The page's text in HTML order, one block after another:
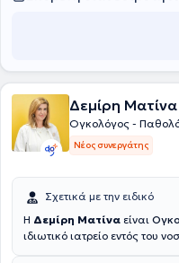
Ευρωκλινική Αθηνών καθώς
Δεμίρη Ματίνα
Ογκολόγος -
Νέος συνεργάτης
Σχετικά με την ειδικό
Η Δεμίρη Ματίνα είναι
ιδιωτικό ιατρείο εντός του